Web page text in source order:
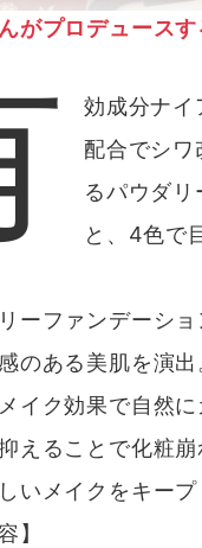
がプロデュースす
効成分ナイ
配合でシワ
るパウダ
と、4色で
ーファンデーショ
のある美肌を演
イク効果で自然
えることで化粧
いメイクをキープ
】